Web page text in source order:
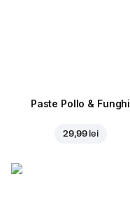
Paste Pollo & Funghi
29,99 lei